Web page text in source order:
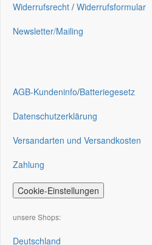
Widerrufsrecht / Widerrufsformular
Newsletter/Mailing
AGB-Kundeninfo/Batteriegesetz
Datenschutzerklärung
Versandarten und Versandkosten
Zahlung
Cookie-Einstellungen
unsere Shops:
Deutschland